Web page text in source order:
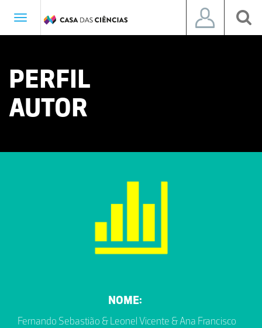
Toggle
PERFIL
AUTOR
NOME:
Fernando Sebastião & Leonel Vicente & Ana Francisco